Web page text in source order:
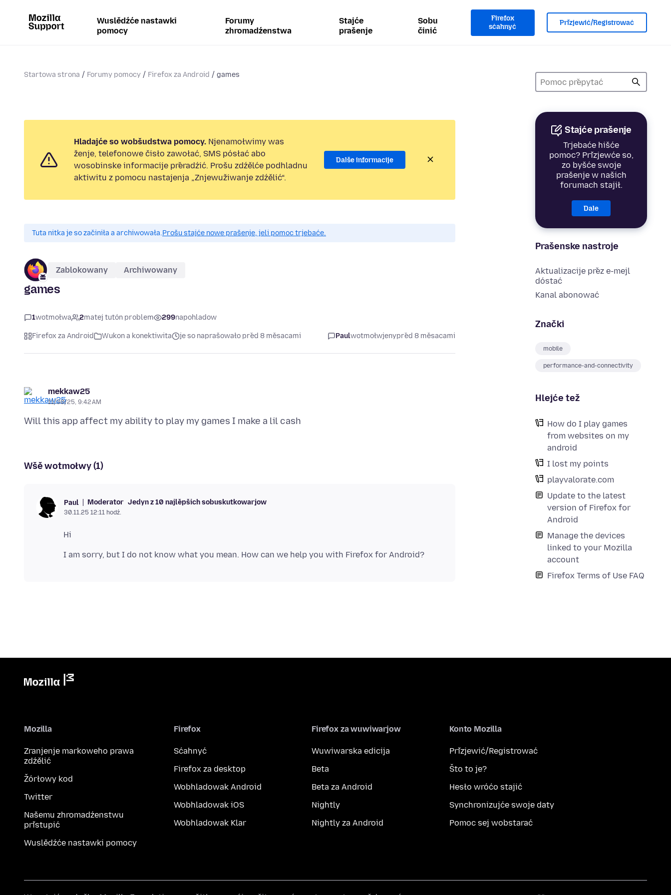
Wuslědźće nastawki
pomocy
Forumy
zhromadźenstwa
Stajće
prašenje
Sobu
činić
Firefox
sćahnyć
Přizjewić/Registrować
Startowa strona Forumy pomocy Firefox za Android games
Stajće prašenje
Trjebaće hišće
pomoc? Přizjewće so,
zo byšće swoje
prašenje w našich
forumach stajił.
Dale
Prašenske nastroje
Aktualizacije přez e-mejl
dóstać
Kanal abonować
Znački
mobile
performance-and-connectivity
Hlejće tež
How do I play games
from websites on my
android
I lost my points
playvalorate.com
Update to the latest
version of Firefox for
Android
Manage the devices
linked to your Mozilla
account
Firefox Terms of Use FAQ
Hladajće so wobšudstwa pomocy. Njenamołwimy was
ženje, telefonowe čisło zawołać, SMS pósłać abo
wosobinske informacije přeradźić. Prošu zdźělće podhladnu
aktiwitu z pomocu nastajenja „Znjewužiwanje zdźělić“.
Dalše informacije
Tuta nitka je so začiniła a archiwowała.Prošu stajće nowe prašenje, jeli pomoc trjebaće.
Zablokowany Archiwowany
games
1wotmołwa 2matej tutón problem 299napohladow
Firefox za Android Wukon a konektiwita je so naprašowało před 8 měsacami Paulwotmołwjenypřed 8 měsacami
mekkaw25
11/30/25, 9:42 AM
Wšě wotmołwy (1)
Paul Moderator Jedyn z 10 najlěpšich sobuskutkowarjow
30.11.25 12:11 hodź.
Mozilla
Zranjenje markoweho prawa
zdźělić
Žórłowy kod
Twitter
Našemu zhromadźenstwu
přistupić
Wuslědźće nastawki pomocy
Firefox
Sćahnyć
Firefox za desktop
Wobhladowak Android
Wobhladowak iOS
Wobhladowak Klar
Firefox za wuwiwarjow
Wuwiwarska edicija
Beta
Beta za Android
Nightly
Nightly za Android
Konto Mozilla
Přizjewić/Registrować
Što to je?
Hesło wróćo stajić
Synchronizujće swoje daty
Pomoc sej wobstarać